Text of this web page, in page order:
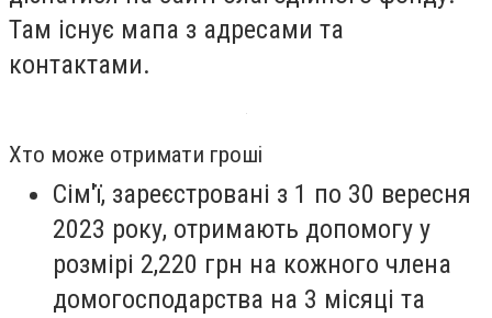
Там існує мапа з адресами та
контактами.
Хто може отримати гроші
Сім'ї, зареєстровані з 1 по 30 вересня
2023 року, отримають допомогу у
розмірі 2,220 грн на кожного члена
домогосподарства на 3 місяці та